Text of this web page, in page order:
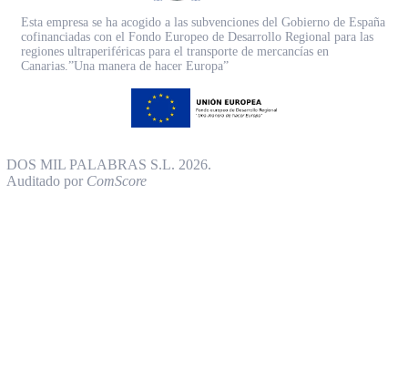
Esta empresa se ha acogido a las subvenciones del Gobierno de España
cofinanciadas con el Fondo Europeo de Desarrollo Regional para las
regiones ultraperiféricas para el transporte de mercancías en
Canarias.”Una manera de hacer Europa”
DOS MIL PALABRAS S.L. 2026.
Auditado por ComScore